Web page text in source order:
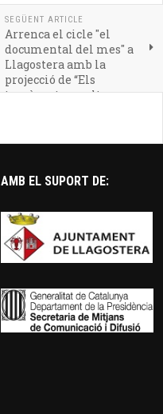
SEGÜENT ARTICLE
Arrenca el cicle "el
documental del mes" a
Llagostera amb la
projecció de “Els
tomàquets escolten
AMB EL SUPORT DE: